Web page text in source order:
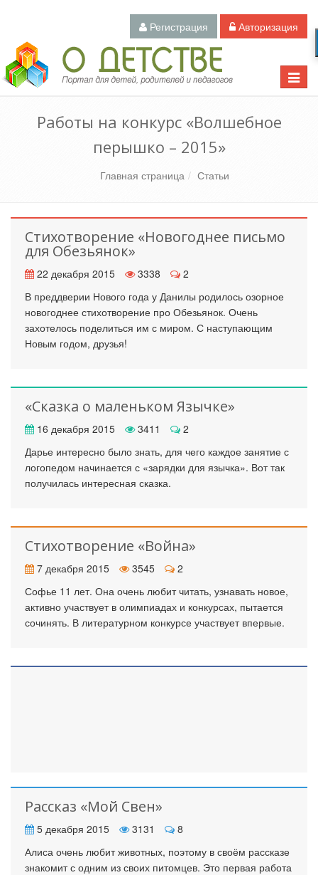
Регистрация Авторизация
Toggle
Педагогический портал «О детстве»
Работы на конкурс «Волшебное
перышко – 2015»
Главная страница Статьи
Стихотворение «Новогоднее письмо
для Обезьянок»
22 декабря 2015 3338
2
В преддверии Нового года у Данилы родилось озорное
новогоднее стихотворение про Обезьянок. Очень
захотелось поделиться им с миром. С наступающим
Новым годом, друзья!
«Сказка о маленьком Язычке»
16 декабря 2015 3411
2
Дарье интересно было знать, для чего каждое занятие с
логопедом начинается с «зарядки для язычка». Вот так
получилась интересная сказка.
Стихотворение «Война»
7 декабря 2015 3545
2
Софье 11 лет. Она очень любит читать, узнавать новое,
активно участвует в олимпиадах и конкурсах, пытается
сочинять. В литературном конкурсе участвует впервые.
Рассказ «Мой Свен»
5 декабря 2015 3131
8
Алиса очень любит животных, поэтому в своём рассказе
знакомит с одним из своих питомцев. Это первая работа